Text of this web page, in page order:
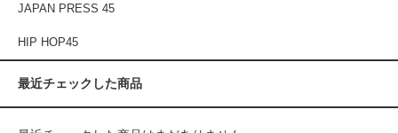
JAPAN PRESS 45
HIP HOP45
最近チェックした商品